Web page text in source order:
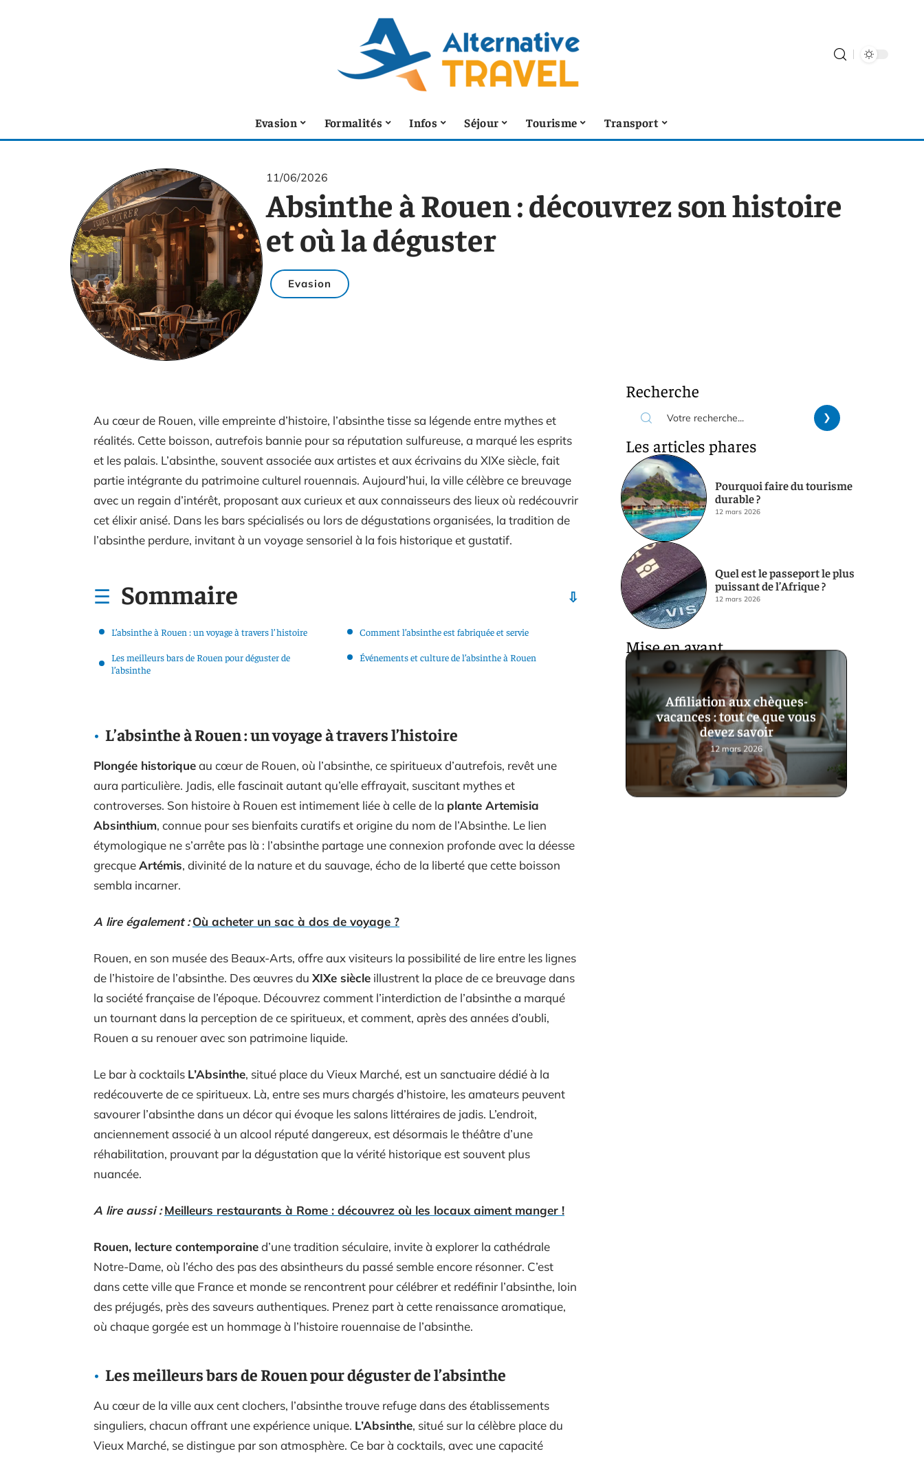
Evasion Formalités Infos Séjour Tourisme Transport
11/06/2026
Absinthe à Rouen : découvrez son histoire
et où la déguster
Evasion
Au cœur de Rouen, ville empreinte d’histoire, l’absinthe tisse sa légende entre mythes et
réalités. Cette boisson, autrefois bannie pour sa réputation sulfureuse, a marqué les esprits
et les palais. L’absinthe, souvent associée aux artistes et aux écrivains du XIXe siècle, fait
partie intégrante du patrimoine culturel rouennais. Aujourd’hui, la ville célèbre ce breuvage
avec un regain d’intérêt, proposant aux curieux et aux connaisseurs des lieux où redécouvrir
cet élixir anisé. Dans les bars spécialisés ou lors de dégustations organisées, la tradition de
l’absinthe perdure, invitant à un voyage sensoriel à la fois historique et gustatif.
Sommaire
L’absinthe à Rouen : un voyage à travers l’histoire
Les meilleurs bars de Rouen pour déguster de
l’absinthe
Comment l’absinthe est fabriquée et servie
Événements et culture de l’absinthe à Rouen
L’absinthe à Rouen : un voyage à travers l’histoire
Plongée historiqueau cœur de Rouen, où l’absinthe, ce spiritueux d’autrefois, revêt une
aura particulière. Jadis, elle fascinait autant qu’elle effrayait, suscitant mythes et
controverses. Son histoire à Rouen est intimement liée à celle de la plante Artemisia
Absinthium, connue pour ses bienfaits curatifs et origine du nom de l’Absinthe. Le lien
étymologique ne s’arrête pas là : l’absinthe partage une connexion profonde avec la déesse
grecqueArtémis, divinité de la nature et du sauvage, écho de la liberté que cette boisson
sembla incarner.
A lire également : Où acheter un sac à dos de voyage ?
Rouen, en son musée des Beaux-Arts, offre aux visiteurs la possibilité de lire entre les lignes
de l’histoire de l’absinthe. Des œuvres du XIXe siècle illustrent la place de ce breuvage dans
la société française de l’époque. Découvrez comment l’interdiction de l’absinthe a marqué
un tournant dans la perception de ce spiritueux, et comment, après des années d’oubli,
Rouen a su renouer avec son patrimoine liquide.
Le bar à cocktails L’Absinthe, situé place du Vieux Marché, est un sanctuaire dédié à la
redécouverte de ce spiritueux. Là, entre ses murs chargés d’histoire, les amateurs peuvent
savourer l’absinthe dans un décor qui évoque les salons littéraires de jadis. L’endroit,
anciennement associé à un alcool réputé dangereux, est désormais le théâtre d’une
réhabilitation, prouvant par la dégustation que la vérité historique est souvent plus
nuancée.
A lire aussi : Meilleurs restaurants à Rome : découvrez où les locaux aiment manger !
Rouen, lecture contemporained’une tradition séculaire, invite à explorer la cathédrale
Notre-Dame, où l’écho des pas des absintheurs du passé semble encore résonner. C’est
dans cette ville que France et monde se rencontrent pour célébrer et redéfinir l’absinthe, loin
des préjugés, près des saveurs authentiques. Prenez part à cette renaissance aromatique,
où chaque gorgée est un hommage à l’histoire rouennaise de l’absinthe.
Les meilleurs bars de Rouen pour déguster de l’absinthe
Au cœur de la ville aux cent clochers, l’absinthe trouve refuge dans des établissements
singuliers, chacun offrant une expérience unique. L’Absinthe, situé sur la célèbre place du
Vieux Marché, se distingue par son atmosphère. Ce bar à cocktails, avec une capacité
Recherche
Les articles phares
Pourquoi faire du tourisme
durable ?
12 mars 2026
Quel est le passeport le plus
puissant de l’Afrique ?
12 mars 2026
Mise en avant
Affiliation aux chèques-
vacances : tout ce que vous
devez savoir
12 mars 2026